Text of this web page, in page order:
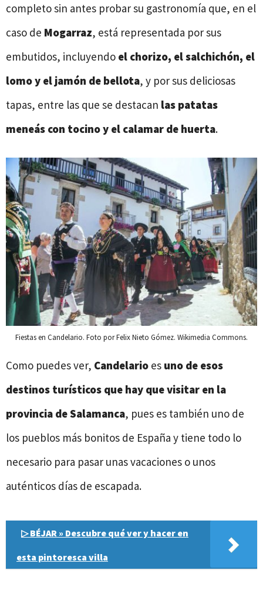
completo sin antes probar su gastronomía que, en el
caso de Mogarraz, está representada por sus
embutidos, incluyendo el chorizo, el salchichón, el
lomo y el jamón de bellota, y por sus deliciosas
tapas, entre las que se destacan las patatas
meneás con tocino y el calamar de huerta.
Fiestas en Candelario. Foto por Felix Nieto Gómez. Wikimedia Commons.
Como puedes ver, Candelario es uno de esos
destinos turísticos que hay que visitar en la
provincia de Salamanca, pues es también uno de
los pueblos más bonitos de España y tiene todo lo
necesario para pasar unas vacaciones o unos
auténticos días de escapada.
▷ BÉJAR » Descubre qué ver y hacer en
esta pintoresca villa